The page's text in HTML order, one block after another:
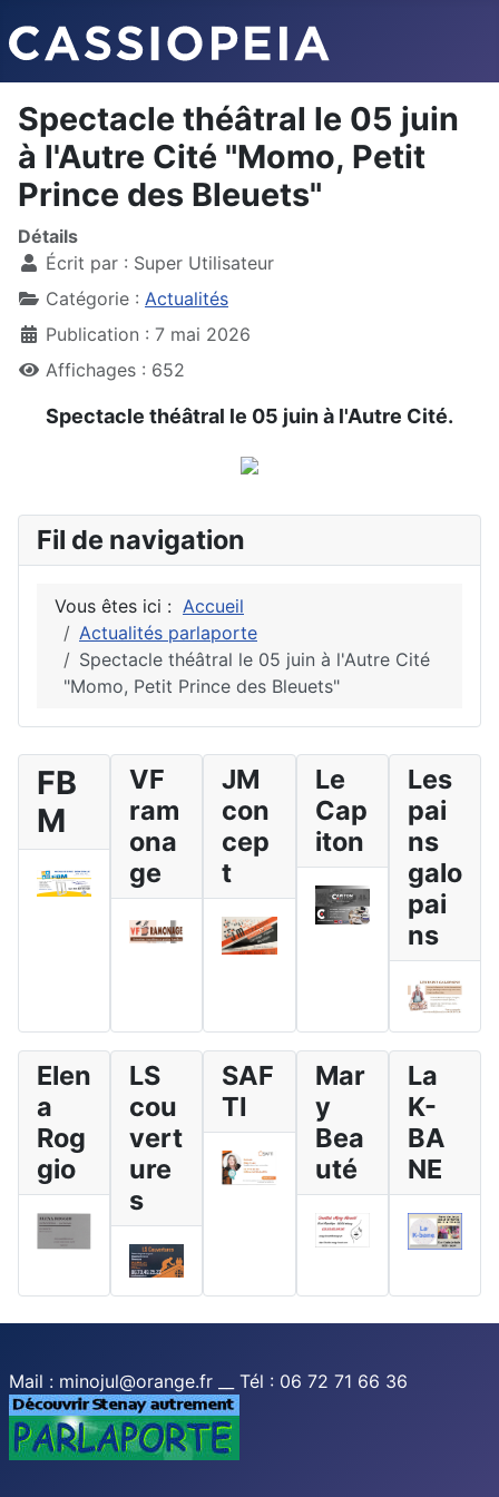
Fil de navigation
Vous êtes ici : Accueil
Actualités parlaporte
Spectacle théâtral le 05 juin à l'Autre Cité
"Momo, Petit Prince des Bleuets"
Spectacle théâtral le 05 juin
à l'Autre Cité "Momo, Petit
Prince des Bleuets"
Détails
Écrit par : Super Utilisateur
Catégorie : Actualités
Publication : 7 mai 2026
Affichages : 652
Spectacle théâtral le 05 juin à l'Autre Cité.
FB
M
VF
ram
ona
ge
JM
con
cep
t
Le
Cap
iton
Les
pai
ns
galo
pai
ns
Elen
a
Rog
gio
LS
cou
vert
ure
s
SAF
TI
Mar
y
Bea
uté
La
K-
BA
NE
Mail : minojul@orange.fr __ Tél : 06 72 71 66 36